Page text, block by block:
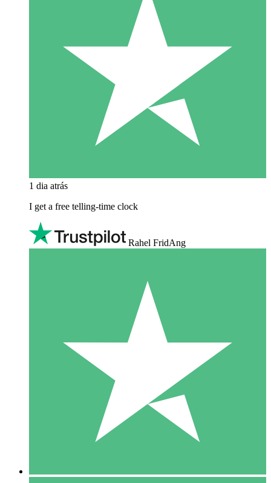
1 dia atrás
I get a free telling-time clock
Rahel FridAng